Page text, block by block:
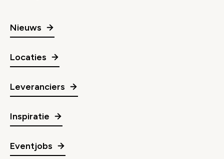
Nieuws
Locaties
Leveranciers
Inspiratie
Eventjobs